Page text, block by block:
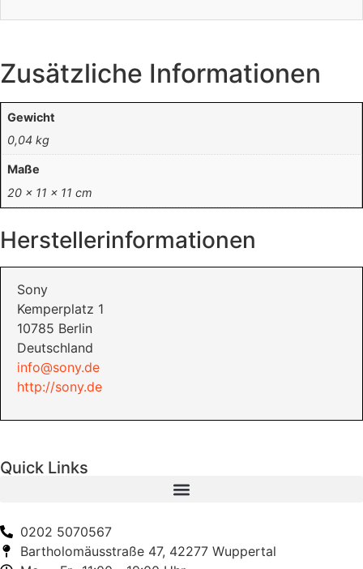
Zusätzliche Informationen
Gewicht
0,04 kg
Maße
20 × 11 × 11 cm
Herstellerinformationen
Sony
Kemperplatz 1
10785 Berlin
Deutschland
info@sony.de
http://sony.de
Quick Links
0202 5070567
Bartholomäusstraße 47, 42277 Wuppertal